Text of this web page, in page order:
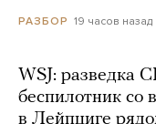
РАЗБОР 19 часов назад
WSJ: разведка
беспилотник со
в Лейпциге